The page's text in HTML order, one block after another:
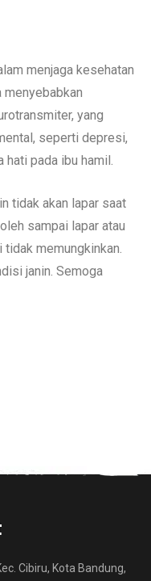
menjaga kesehatan
yang
seperti depresi,
hati pada ibu hamil.
tidak akan lapar saat
sampai lapar atau
memungkinkan.
janin. Semoga
Cibiru, Kota Bandung,